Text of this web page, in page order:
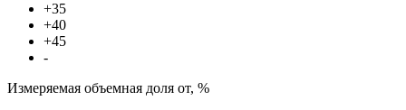
+35
+40
+45
-
Измеряемая объемная доля от, %